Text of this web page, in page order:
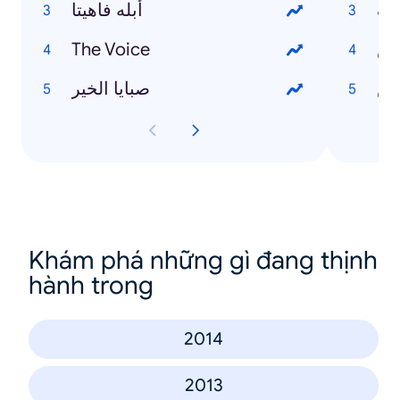
أبله فاهيتا
The Voice
صبايا الخير
Khám phá những gì đang thịnh
hành trong
2014
2013